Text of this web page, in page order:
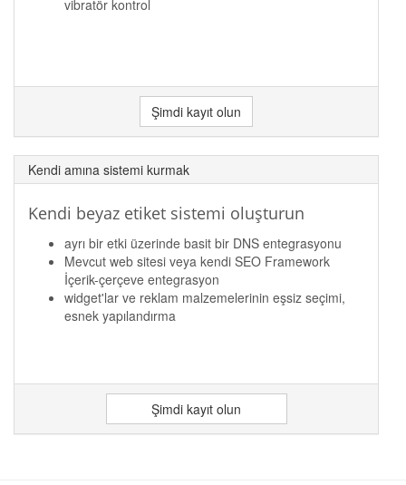
vibratör kontrol
Şimdi kayıt olun
Kendi amına sistemi kurmak
Kendi beyaz etiket sistemi oluşturun
ayrı bir etki üzerinde basit bir DNS entegrasyonu
Mevcut web sitesi veya kendi SEO Framework
İçerik-çerçeve entegrasyon
widget'lar ve reklam malzemelerinin eşsiz seçimi,
esnek yapılandırma
Şimdi kayıt olun